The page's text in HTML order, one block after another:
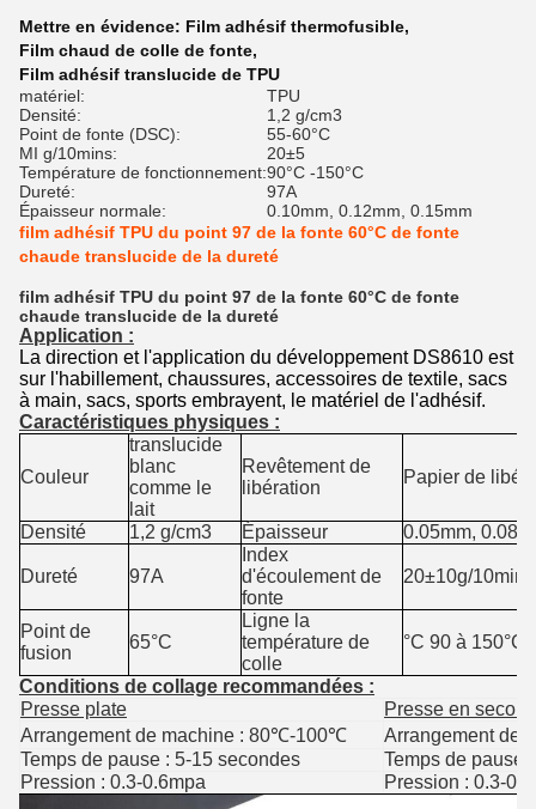
Mettre en évidence: Film adhésif thermofusible,
Film chaud de colle de fonte,
Film adhésif translucide de TPU
matériel:
TPU
Densité:
1,2 g/cm3
Point de fonte (DSC):
55-60°C
MI g/10mins:
20±5
Température de fonctionnement:90°C -150°C
Dureté:
97A
Épaisseur normale:
0.10mm, 0.12mm, 0.15mm
film adhésif TPU du point 97 de la fonte 60°C de fonte
chaude translucide de la dureté
film adhésif TPU du point 97 de la fonte 60°C de fonte
chaude translucide de la dureté
Application :
La direction et l'application du développement DS8610 est
sur l'habillement, chaussures, accessoires de textile, sacs
à main, sacs, sports embrayent, le matériel de l'adhésif.
Caractéristiques physiques :
Couleur
translucide
blanc
comme le
lait
Revêtement de
libération
Papier de
Densité 1,2 g/cm3 Épaisseur 0.05mm,
Dureté 97A
Index
d'écoulement de
fonte
20±10g/10min
Point de
fusion
65°C
Ligne la
température de
colle
°C 90 à 150°C
Conditions de collage recommandées :
Presse plate
Presse en
Arrangement de machine : 80℃-100℃
Arrangement de
Temps de pause : 5-15 secondes
Temps de pause
Pression : 0.3-0.6mpa
Pression : 0.3-